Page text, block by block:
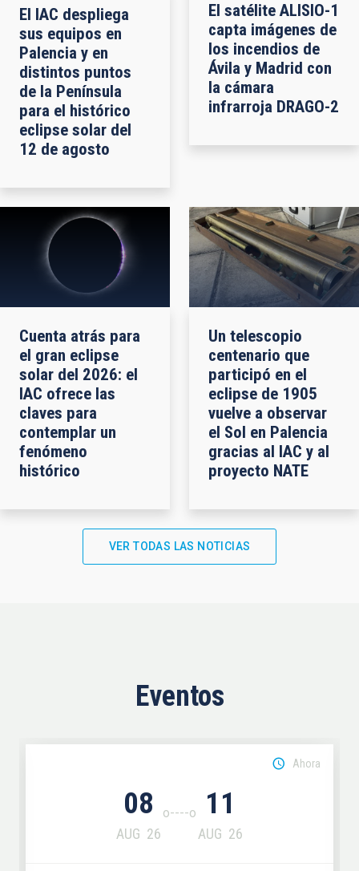
El IAC despliega
sus equipos en
Palencia y en
distintos puntos
de la Península
para el histórico
eclipse solar del
12 de agosto
El satélite ALISIO-1
capta imágenes de
los incendios de
Ávila y Madrid con
la cámara
infrarroja DRAGO-2
Cuenta atrás para
el gran eclipse
solar del 2026: el
IAC ofrece las
claves para
contemplar un
fenómeno
histórico
Un telescopio
centenario que
participó en el
eclipse de 1905
vuelve a observar
el Sol en Palencia
gracias al IAC y al
proyecto NATE
VER TODAS LAS NOTICIAS
Eventos
08
AUG 26
11
AUG 26
Ahora